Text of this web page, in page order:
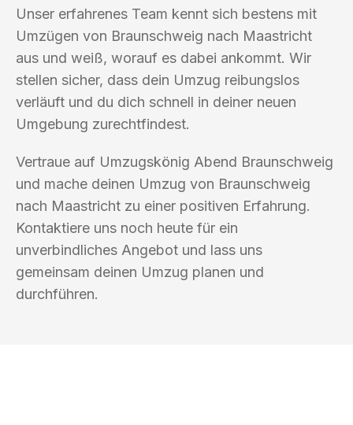
Unser erfahrenes Team kennt sich bestens mit
Umzügen von Braunschweig nach Maastricht
aus und weiß, worauf es dabei ankommt. Wir
stellen sicher, dass dein Umzug reibungslos
verläuft und du dich schnell in deiner neuen
Umgebung zurechtfindest.
Vertraue auf Umzugskönig Abend Braunschweig
und mache deinen Umzug von Braunschweig
nach Maastricht zu einer positiven Erfahrung.
Kontaktiere uns noch heute für ein
unverbindliches Angebot und lass uns
gemeinsam deinen Umzug planen und
durchführen.